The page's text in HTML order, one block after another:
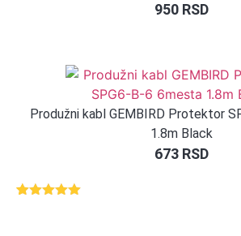
950 RSD
Produžni kabl GEMBIRD Protektor
1.8m Black
673 RSD